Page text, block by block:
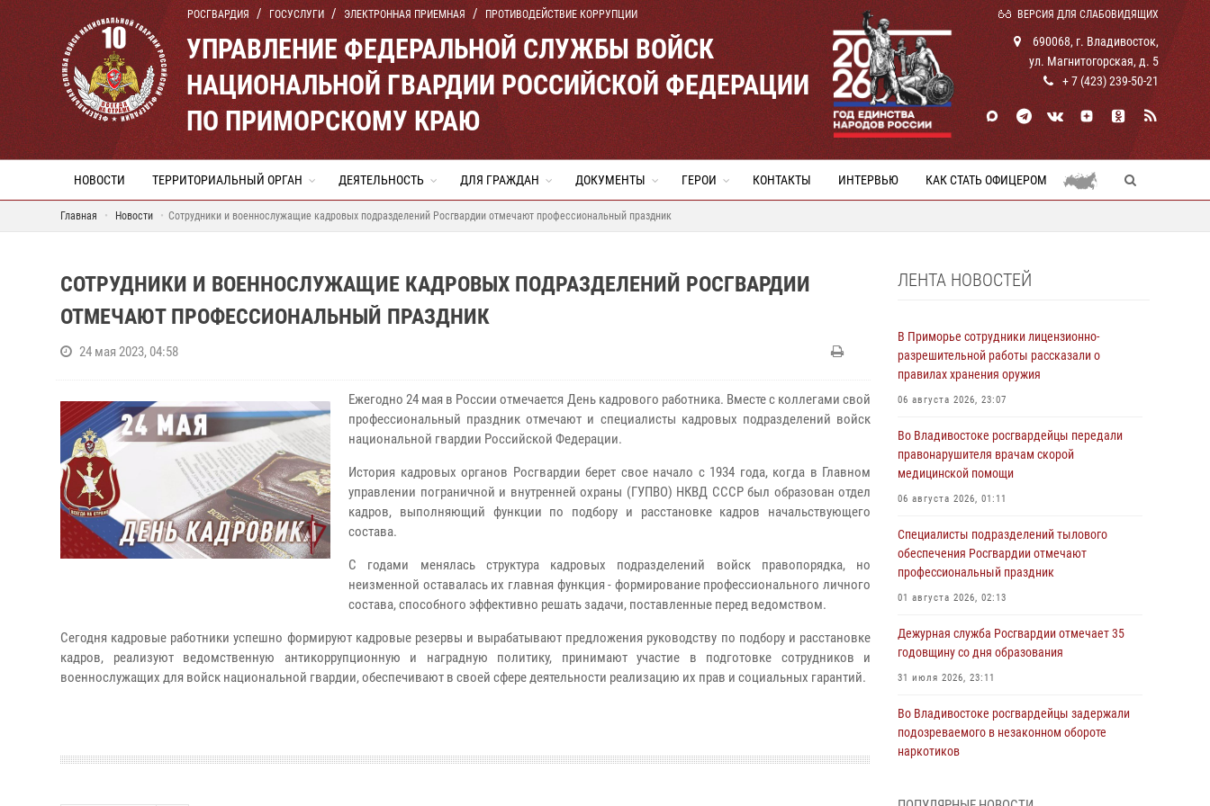
РОСГВАРДИЯ ГОСУСЛУГИ ЭЛЕКТРОННАЯ ПРИЕМНАЯ ПРОТИВОДЕЙСТВИЕ КОРРУПЦИИ ВЕРСИЯ ДЛЯ СЛАБОВИДЯЩИХ
УПРАВЛЕНИЕ ФЕДЕРАЛЬНОЙ СЛУЖБЫ ВОЙСК
НАЦИОНАЛЬНОЙ ГВАРДИИ РОССИЙСКОЙ ФЕДЕРАЦИИ
ПО ПРИМОРСКОМУ КРАЮ
690068, г. Владивосток,
ул. Магнитогорская, д. 5
+ 7 (423) 239-50-21
НОВОСТИ ТЕРРИТОРИАЛЬНЫЙ ОРГАН ДЕЯТЕЛЬНОСТЬ ДЛЯ ГРАЖДАН ДОКУМЕНТЫ ГЕРОИ КОНТАКТЫ ИНТЕРВЬЮ КАК СТАТЬ ОФИЦЕРОМ
Главная Новости Сотрудники и военнослужащие кадровых подразделений Росгвардии отмечают профессиональный праздник
СОТРУДНИКИ И ВОЕННОСЛУЖАЩИЕ КАДРОВЫХ ПОДРАЗДЕЛЕНИЙ РОСГВАРДИИ
ОТМЕЧАЮТ ПРОФЕССИОНАЛЬНЫЙ ПРАЗДНИК
24 мая 2023, 04:58
Ежегодно 24 мая в России отмечается День кадрового работника. Вместе с коллегами свой
профессиональный праздник отмечают и специалисты кадровых подразделений войск
национальной гвардии Российской Федерации.
История кадровых органов Росгвардии берет свое начало с 1934 года, когда в Главном
управлении пограничной и внутренней охраны (ГУПВО) НКВД СССР был образован отдел
кадров, выполняющий функции по подбору и расстановке кадров начальствующего
состава.
С годами менялась структура кадровых подразделений войск правопорядка, но
неизменной оставалась их главная функция - формирование профессионального личного
состава, способного эффективно решать задачи, поставленные перед ведомством.
Сегодня кадровые работники успешно формируют кадровые резервы и вырабатывают предложения руководству по подбору и расстановке
кадров, реализуют ведомственную антикоррупционную и наградную политику, принимают участие в подготовке сотрудников и
военнослужащих для войск национальной гвардии, обеспечивают в своей сфере деятельности реализацию их прав и социальных гарантий.
ЛЕНТА НОВОСТЕЙ
В Приморье сотрудники лицензионно-
разрешительной работы рассказали о
правилах хранения оружия
06 августа 2026, 23:07
Во Владивостоке росгвардейцы передали
правонарушителя врачам скорой
медицинской помощи
06 августа 2026, 01:11
Специалисты подразделений тылового
обеспечения Росгвардии отмечают
профессиональный праздник
01 августа 2026, 02:13
Дежурная служба Росгвардии отмечает 35
годовщину со дня образования
31 июля 2026, 23:11
Во Владивостоке росгвардейцы задержали
подозреваемого в незаконном обороте
наркотиков